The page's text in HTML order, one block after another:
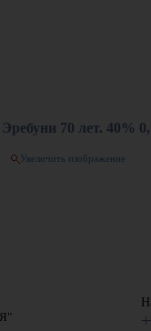
70 лет. 40%
Увеличить изображение